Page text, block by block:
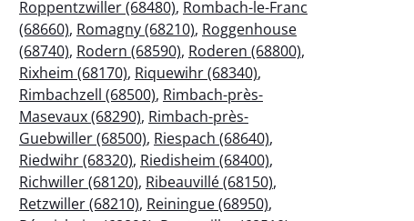
Roppentzwiller (68480), Rombach-le-Franc
(68660), Romagny (68210), Roggenhouse
(68740), Rodern (68590), Roderen (68800),
Rixheim (68170), Riquewihr (68340),
Rimbachzell (68500), Rimbach-près-
Masevaux (68290), Rimbach-près-
Guebwiller (68500), Riespach (68640),
Riedwihr (68320), Riedisheim (68400),
Richwiller (68120), Ribeauvillé (68150),
Retzwiller (68210), Reiningue (68950),